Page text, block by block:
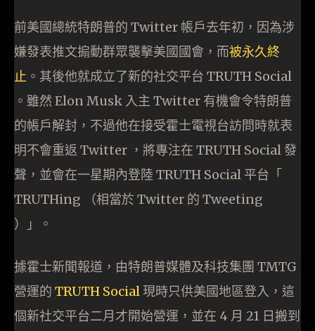
前美國總統特朗普的 Twitter 帳戶去年初，因為涉
嫌發表推文搧動群眾襲擊美國國會，而被永久終
止 。其後他就成立了新的社交平台 TRUTH Social
。雖然 Elon Musk 入主 Twitter 有機會令特朗普
的帳戶解封，不過他在接受霍士電視台訪問時就表
明不會重返 Twitter ，將專注在 TRUTH Social 發
聲，並會在一星期內登陸 TRUTH Social 平台「
TRUTHing （相當於 Twitter 的 Tweeting
）」。
據霍士新聞報道，由特朗普媒體及科技集團 TMTG
營運的 TRUTH Social 現時只供美國地區登入，這
個新社交平台二月才開始營運，並在 4 月 21 日搬到